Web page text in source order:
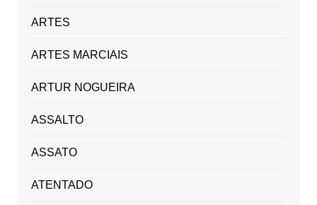
ARTES
ARTES MARCIAIS
ARTUR NOGUEIRA
ASSALTO
ASSATO
ATENTADO